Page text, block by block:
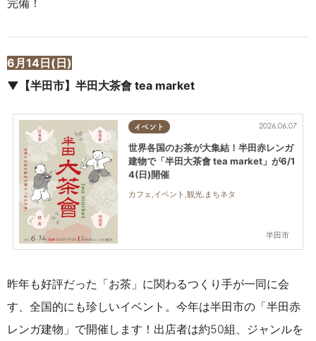
完備！
6月14日(日)
▼【半田市】半田大茶會 tea market
イベント
半田市
2026.06.07
世界各国のお茶が大集結！半田赤レンガ
建物で「半田大茶會 tea market」が6/1
4(日)開催
カフェ,イベント,観光,まちネタ
昨年も好評だった「お茶」に関わるつくり手が一同に会
す、全国的にも珍しいイベント。今年は半田市の「半田赤
レンガ建物」で開催します！出店者は約50組、ジャンルを